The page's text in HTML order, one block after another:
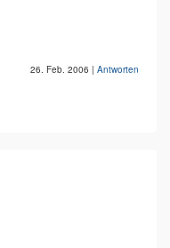
26. Feb. 2006 | Antworten